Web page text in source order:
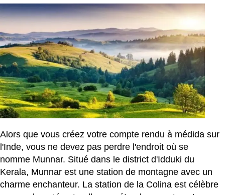
Alors que vous créez votre compte rendu à médida sur
l'Inde, vous ne devez pas perdre l'endroit où se
nomme Munnar. Situé dans le district d'Idduki du
Kerala, Munnar est une station de montagne avec un
charme enchanteur. La station de la Colina est célèbre